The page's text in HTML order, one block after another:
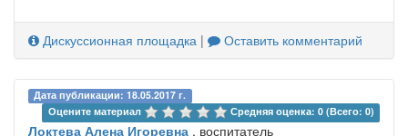
Дискуссионная площадка | Оставить комментарий
Дата публикации: 18.05.2017 г.
Оцените материал
Средняя оценка: 0 (Всего: 0)
Локтева Алена Игоревна , воспитатель